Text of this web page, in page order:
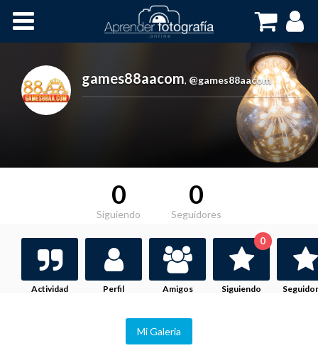
Cursos OnLine
games88aacom, @games88aacom
0
Siguiendo
0
Seguidores
Actividad Perfil Amigos Siguiendo
0
Mi Galeria